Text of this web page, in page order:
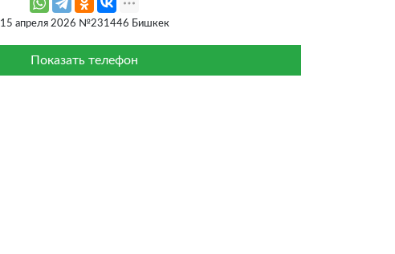
15 апреля 2026 №231446 Бишкек
Показать телефон